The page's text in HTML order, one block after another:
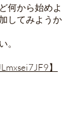
何から始めよ
してみようか
。
】